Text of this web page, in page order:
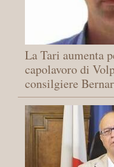
La Tari aumenta
capolavoro di
consilgiere